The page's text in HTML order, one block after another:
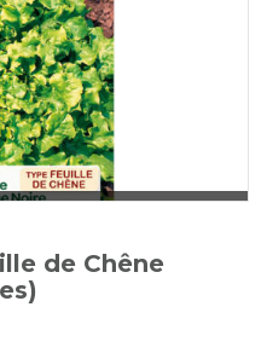
horticole
clientèle
de Chêne